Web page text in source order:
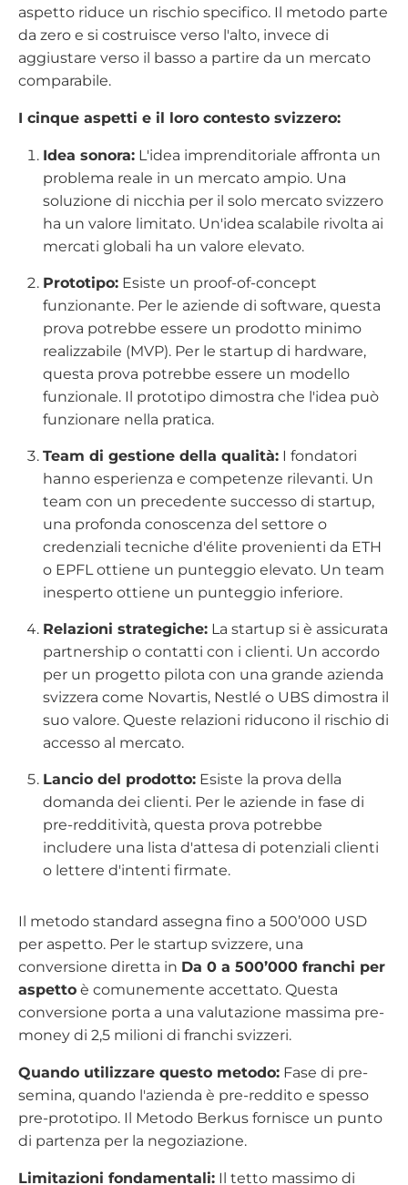
aspetto riduce un rischio specifico. Il metodo parte
da zero e si costruisce verso l'alto, invece di
aggiustare verso il basso a partire da un mercato
comparabile.
I cinque aspetti e il loro contesto svizzero:
Idea sonora: L'idea imprenditoriale affronta un
problema reale in un mercato ampio. Una
soluzione di nicchia per il solo mercato svizzero
ha un valore limitato. Un'idea scalabile rivolta ai
mercati globali ha un valore elevato.
Prototipo: Esiste un proof-of-concept
funzionante. Per le aziende di software, questa
prova potrebbe essere un prodotto minimo
realizzabile (MVP). Per le startup di hardware,
questa prova potrebbe essere un modello
funzionale. Il prototipo dimostra che l'idea può
funzionare nella pratica.
Team di gestione della qualità: I fondatori
hanno esperienza e competenze rilevanti. Un
team con un precedente successo di startup,
una profonda conoscenza del settore o
credenziali tecniche d'élite provenienti da ETH
o EPFL ottiene un punteggio elevato. Un team
inesperto ottiene un punteggio inferiore.
Relazioni strategiche: La startup si è assicurata
partnership o contatti con i clienti. Un accordo
per un progetto pilota con una grande azienda
svizzera come Novartis, Nestlé o UBS dimostra il
suo valore. Queste relazioni riducono il rischio di
accesso al mercato.
Lancio del prodotto: Esiste la prova della
domanda dei clienti. Per le aziende in fase di
pre-redditività, questa prova potrebbe
includere una lista d'attesa di potenziali clienti
o lettere d'intenti firmate.
Il metodo standard assegna fino a 500’000 USD
per aspetto. Per le startup svizzere, una
conversione diretta in Da 0 a 500’000 franchi per
aspetto è comunemente accettato. Questa
conversione porta a una valutazione massima pre-
money di 2,5 milioni di franchi svizzeri.
Quando utilizzare questo metodo: Fase di pre-
semina, quando l'azienda è pre-reddito e spesso
pre-prototipo. Il Metodo Berkus fornisce un punto
di partenza per la negoziazione.
Limitazioni fondamentali: Il tetto massimo di